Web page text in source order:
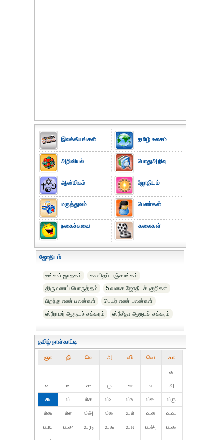
இலக்கியங்கள்
அறிவியல்
ஆன்மிகம்
மருத்துவம்
நகைச்சுவை
தமிழ் உலகம்
பொதுஅறிவு
ஜோதிடம்
பெண்கள்
கலைகள்
ஜோதிடம்
உங்கள் ஜாதகம்
கணிதப் பஞ்சாங்கம்
திருமணப் பொருத்தம்
5 வகை ஜோதிடக் குறிகள்
பிறந்த எண் பலன்கள்
பெயர் எண் பலன்கள்
ஸ்ரீராமர் ஆரூடச் சக்கரம்
ஸ்ரீசீதா ஆரூடச் சக்கரம்
தமிழ் நாள்காட்டி
ஞா தி் செ அ வி வெ கா
௧
௨
௩ ௪ ௫ ௬ ௭
௮
௯
௰ ௰௧ ௰௨ ௰௩ ௰௪
௰௫
௰௬
௰௭ ௰௮ ௰௯ ௨௰ ௨௧
௨௨
௨௩
௨௪ ௨௫ ௨௬ ௨௭ ௨௮
௨௯